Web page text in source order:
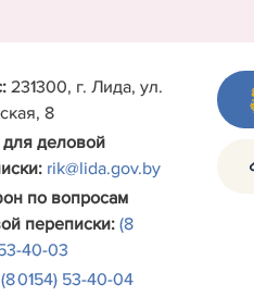
231300, г. Лида, ул.
8
для деловой
rik@lida.gov.by
по вопросам
переписки:(8
40-03
(8 0154) 53-40-04